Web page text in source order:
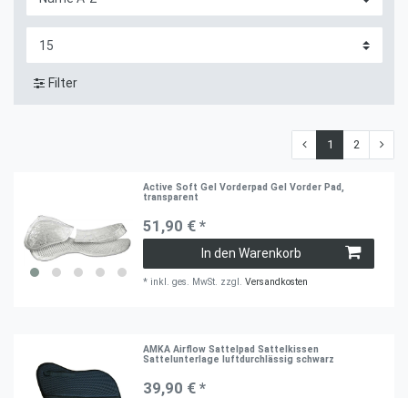
Filter
1 2
Active Soft Gel Vorderpad Gel Vorder Pad,
transparent
51,90 € *
In den Warenkorb
* inkl. ges. MwSt. zzgl.Versandkosten
AMKA Airflow Sattelpad Sattelkissen
Sattelunterlage luftdurchlässig schwarz
39,90 € *